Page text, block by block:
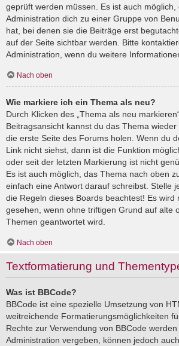
geprüft werden müssen. Es ist auch möglich,
Administration dich zu einer Gruppe von
hat, bei denen sie die Beiträge erst
auf der Seite sichtbar werden. Bitte
Administration, wenn du weitere
Nach oben
Wie markiere ich ein Thema als neu?
Durch Klicken des „Thema als neu
Beitragsansicht kannst du das Thema
die erste Seite des Forums holen. Wenn du
Link nicht siehst, dann ist die Funktion
oder seit der letzten Markierung ist nicht
Es ist auch möglich, das Thema nach oben
einfach eine Antwort darauf schreibst. Stelle
die Regeln dieses Boards beachtest! Es wird
gesehen, wenn ohne triftigen Grund auf alte
Themen geantwortet wird.
Nach oben
Textformatierung und
Was ist BBCode?
BBCode ist eine spezielle Umsetzung von
weitreichende Formatierungsmöglichkeiten
Rechte zur Verwendung von BBCode
Administration vergeben, können jedoch